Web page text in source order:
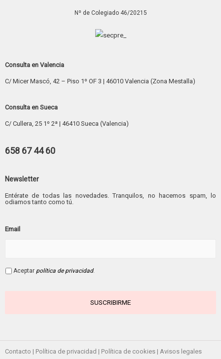
Nº de Colegiado 46/20215
Consulta en Valencia
C/ Micer Mascó, 42 – Piso 1º OF 3 | 46010 Valencia (Zona Mestalla)
Consulta en Sueca
C/ Cullera, 25 1º 2ª | 46410 Sueca (Valencia)
658 67 44 60
Newsletter
Entérate de todas las novedades. Tranquilos, no hacemos spam, lo
odiamos tanto como tú.
Email
Aceptar política de privacidad.
Contacto | Política de privacidad | Política de cookies | Avisos legales